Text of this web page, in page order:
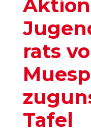
rats
Tafel